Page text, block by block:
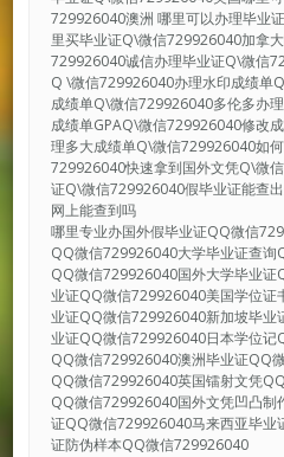
729926040澳洲 哪里可以办理毕业
里买毕业证Q\微信729926040加拿
729926040诚信办理毕业证Q\微信
Q \微信729926040办理水印成绩单
成绩单Q\微信729926040多伦多办
成绩单GPAQ\微信729926040修改
理多大成绩单Q\微信729926040如
729926040快速拿到国外文凭Q\微
证Q\微信729926040假毕业证能查
网上能查到吗
哪里专业办国外假毕业证QQ微信
QQ微信729926040大学毕业证查
QQ微信729926040国外大学毕业
业证QQ微信729926040美国学位
业证QQ微信729926040新加坡毕
业证QQ微信729926040日本学位
QQ微信729926040澳洲毕业证QQ
QQ微信729926040英国镭射文凭
QQ微信729926040国外文凭凹凸
证QQ微信729926040马来西亚毕
证防伪样本QQ微信729926040